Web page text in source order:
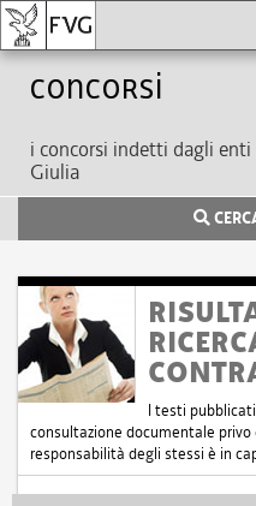
Concorsi
i concorsi indetti dagli
Giulia
I testi
consultazione documentale
responsabilità degli stessi è in